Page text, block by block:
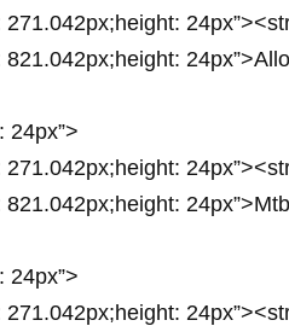
271.042px;height:
821.042px;height:
24px”>
271.042px;height:
821.042px;height:
24px”>
271.042px;height: